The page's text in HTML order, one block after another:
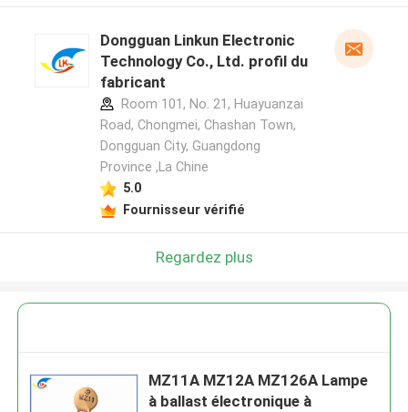
Dongguan Linkun Electronic
Technology Co., Ltd. profil du
fabricant
Room 101, No. 21, Huayuanzai
Road, Chongmei, Chashan Town,
Dongguan City, Guangdong
Province ,La Chine
5.0
Fournisseur vérifié
Regardez plus
MZ11A MZ12A MZ126A Lampe
à ballast électronique à